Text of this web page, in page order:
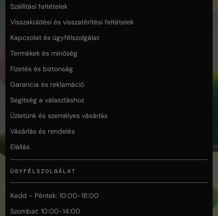
Szállítási feltételek
Visszaküldési és visszatérítési feltételek
Kapcsolat és ügyfélszolgálat
Termékek és minőség
Fizetés és biztonság
Garancia és reklamáció
Segítség a választáshoz
Üzletünk és személyes vásárlás
Vásárlás és rendelés
Elállás
ÜGYFÉLSZOLGÁLAT
Kedd - Péntek: 10:00-18:00
Szombat: 10:00-14:00